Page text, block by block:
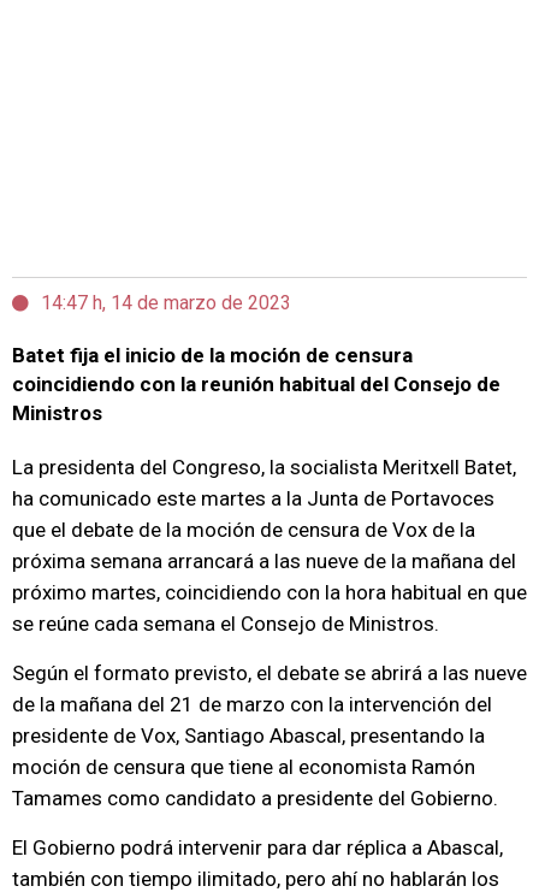
14:47 h, 14 de marzo de 2023
Batet fija el inicio de la moción de censura
coincidiendo con la reunión habitual del Consejo de
Ministros
La presidenta del Congreso, la socialista Meritxell Batet,
ha comunicado este martes a la Junta de Portavoces
que el debate de la moción de censura de Vox de la
próxima semana arrancará a las nueve de la mañana del
próximo martes, coincidiendo con la hora habitual en que
se reúne cada semana el Consejo de Ministros.
Según el formato previsto, el debate se abrirá a las nueve
de la mañana del 21 de marzo con la intervención del
presidente de Vox, Santiago Abascal, presentando la
moción de censura que tiene al economista Ramón
Tamames como candidato a presidente del Gobierno.
El Gobierno podrá intervenir para dar réplica a Abascal,
también con tiempo ilimitado, pero ahí no hablarán los